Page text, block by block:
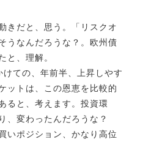
きだと、思う。「リスクオ
うなんだろうな？。欧州債
と、理解。
ての、年前半、上昇しやす
ットは、この恩恵を比較的
ると、考えます。投資環
、変わったんだろうな？
いポジション、かなり高位